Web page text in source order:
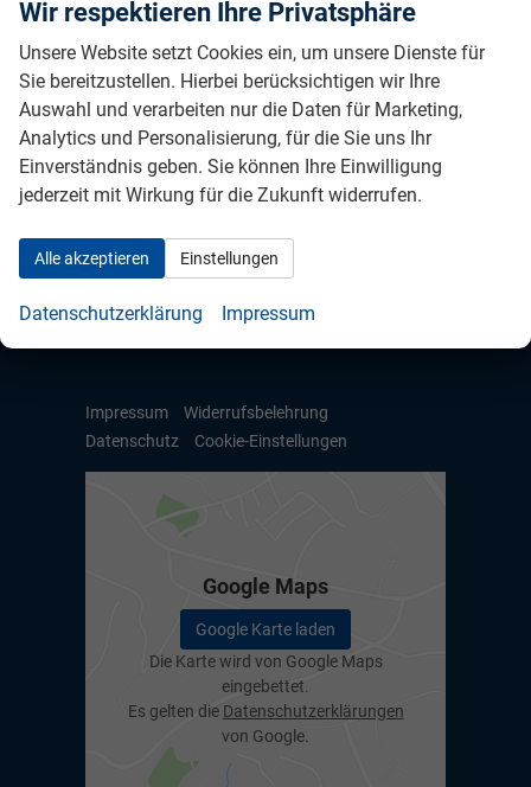
Mercedes-Benz
Peugeot
Seat
Skoda
Anmelden
Impressum
Widerrufsbelehrung
Datenschutz
Cookie-Einstellungen
Google Maps
Google Karte laden
Die Karte wird von Google Maps
eingebettet.
Es gelten die Datenschutzerklärungen
von Google.
Wir respektieren Ihre Privatsphäre
Unsere Website setzt Cookies ein, um unsere Dienste für
Sie bereitzustellen. Hierbei berücksichtigen wir Ihre
Auswahl und verarbeiten nur die Daten für Marketing,
Analytics und Personalisierung, für die Sie uns Ihr
Einverständnis geben. Sie können Ihre Einwilligung
jederzeit mit Wirkung für die Zukunft widerrufen.
Alle akzeptieren Einstellungen
Datenschutzerklärung Impressum